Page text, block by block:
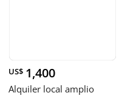
US$ 1,400
Alquiler local amplio